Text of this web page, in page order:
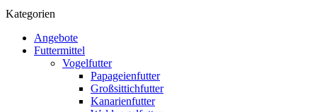
Kategorien
Angebote
Futtermittel
Vogelfutter
Papageienfutter
Großsittichfutter
Kanarienfutter